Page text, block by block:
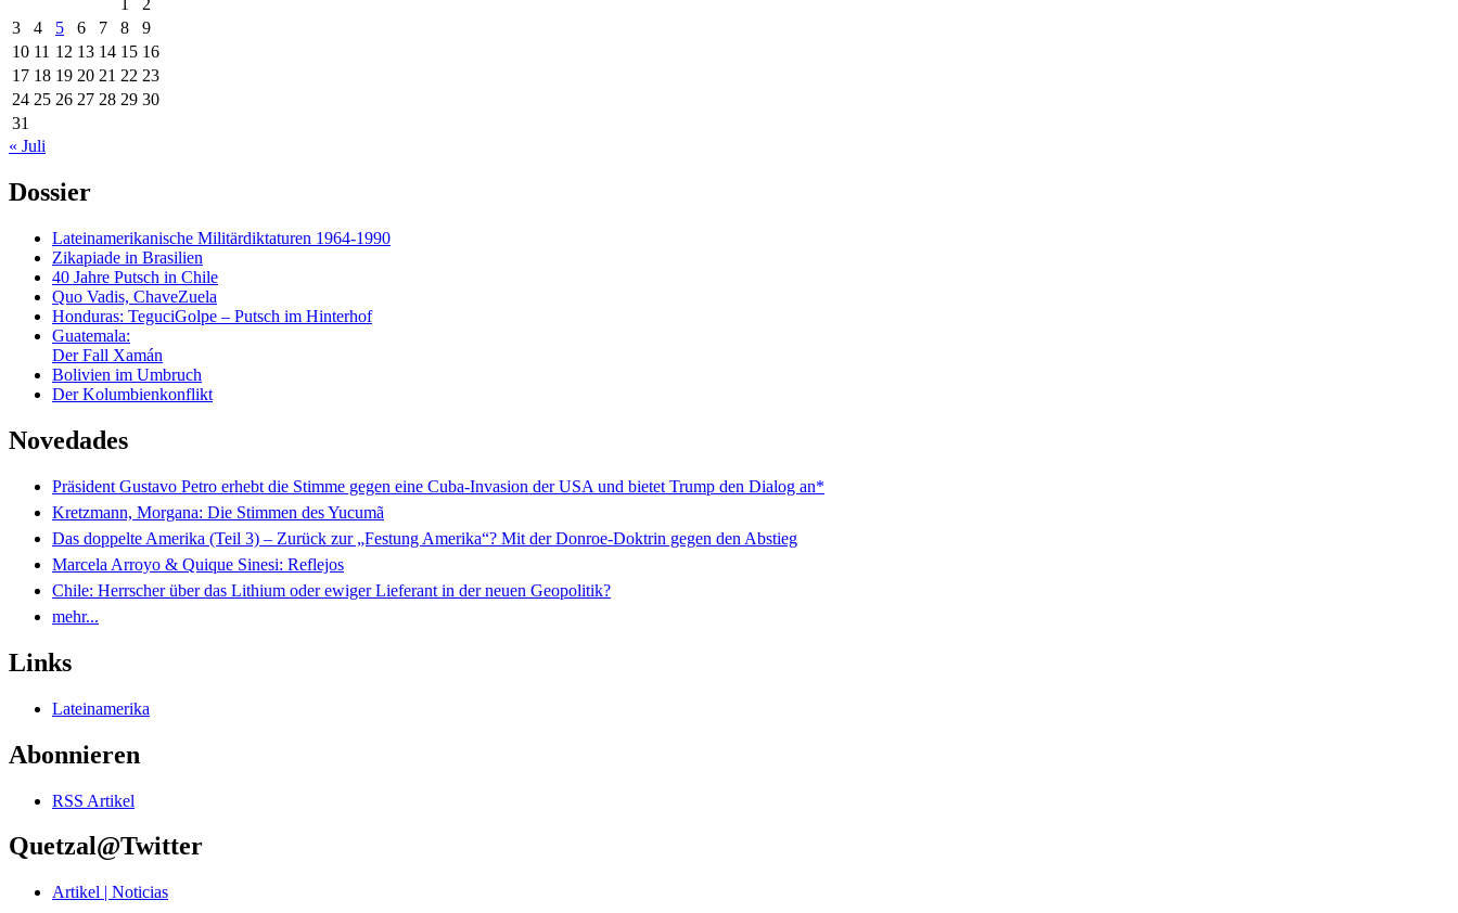
1
2
3
4 5 6 7 8
9
10 11 12 13 14 15 16
17 18 19 20 21 22 23
24 25 26 27 28 29 30
31
« Juli
Dossier
Lateinamerikanische Militärdiktaturen 1964-1990
Zikapiade in Brasilien
40 Jahre Putsch in Chile
Quo Vadis, ChaveZuela
Honduras: TeguciGolpe – Putsch im Hinterhof
Guatemala:
Der Fall Xamán
Bolivien im Umbruch
Der Kolumbienkonflikt
Novedades
Präsident Gustavo Petro erhebt die Stimme gegen eine Cuba-Invasion der USA und bietet Trump den Dialog an*
Kretzmann, Morgana: Die Stimmen des Yucumã
Das doppelte Amerika (Teil 3) – Zurück zur „Festung Amerika“? Mit der Donroe-Doktrin gegen den Abstieg
Marcela Arroyo & Quique Sinesi: Reflejos
Chile: Herrscher über das Lithium oder ewiger Lieferant in der neuen Geopolitik?
mehr...
Links
Lateinamerika
Abonnieren
RSS Artikel
Quetzal@Twitter
Artikel | Noticias